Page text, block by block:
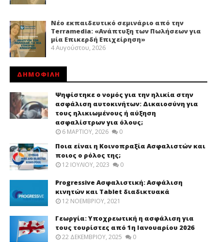
Νέο εκπαιδευτικό σεμινάριο από την
Terramedia: «Ανάπτυξη των Πωλήσεων για
μία Επικερδή Επιχείρηση»
4 Αυγούστου, 2026
ΔΗΜΟΦΙΛΗ
Ψηφίστηκε ο νομός για την ηλικία στην
ασφάλιση αυτοκινήτων: Δικαιοσύνη για
τους ηλικιωμένους ή αύξηση
ασφαλίστρων για όλους;
6 ΜΑΡΤΊΟΥ, 2026 0
Ποια είναι η Κοινοπραξία Ασφαλιστών και
ποιος ο ρόλος της;
12 ΙΟΥΛΊΟΥ, 2023 0
Progressive Ασφαλιστική: Ασφάλιση
κινητών και Tablet διαδικτυακά
12 ΝΟΕΜΒΡΊΟΥ, 2021
Γεωργία: Υποχρεωτική η ασφάλιση για
τους τουρίστες από 1η Ιανουαρίου 2026
22 ΔΕΚΕΜΒΡΊΟΥ, 2025 0